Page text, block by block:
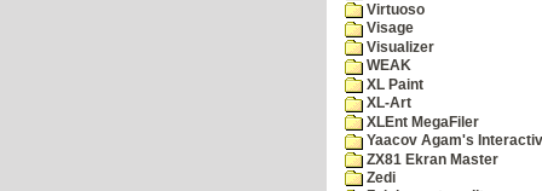
Virtuoso
Visage
Visualizer
WEAK
XL Paint
XL-Art
XLEnt MegaFiler
Yaacov Agam's
ZX81 Ekran Master
Zedi